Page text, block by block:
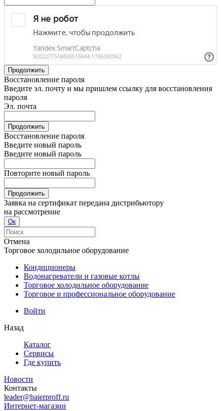
Продолжить
Восстановление пароля
Введите эл. почту и мы пришлем ссылку для восстановления
пароля
Эл. почта
Продолжить
Восстановление пароля
Введите новый пароль
Введите новый пароль
Повторите новый пароль
Продолжить
Заявка на сертификат передана дистрибьютору
на рассмотрение
Ок
Отмена
Торговое холодильное оборудование
Кондиционеры
Водонагреватели и газовые котлы
Торговое холодильное оборудование
Торговое и профессиональное оборудование
Войти
Назад
Каталог
Сервисы
Где купить
Новости
Контакты
leader@haierproff.ru
Интернет-магазин